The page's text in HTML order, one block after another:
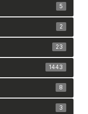
5
2
23
1443
8
3